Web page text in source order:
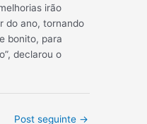
irão
do ano, tornando
bonito, para
declarou o
Post seguinte →